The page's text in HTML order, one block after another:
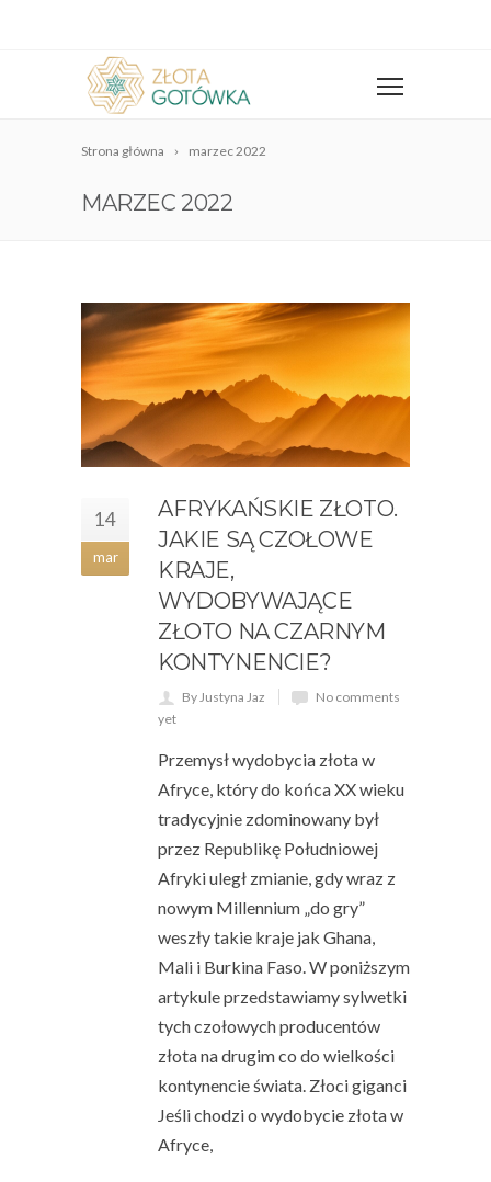
Strona główna marzec 2022
MARZEC 2022
14
mar
AFRYKAŃSKIE ZŁOTO.
JAKIE SĄ CZOŁOWE
KRAJE,
WYDOBYWAJĄCE
ZŁOTO NA CZARNYM
KONTYNENCIE?
By Justyna Jaz
No comments
yet
Przemysł wydobycia złota w
Afryce, który do końca XX wieku
tradycyjnie zdominowany był
przez Republikę Południowej
Afryki uległ zmianie, gdy wraz z
nowym Millennium „do gry”
weszły takie kraje jak Ghana,
Mali i Burkina Faso. W poniższym
artykule przedstawiamy sylwetki
tych czołowych producentów
złota na drugim co do wielkości
kontynencie świata. Złoci giganci
Jeśli chodzi o wydobycie złota w
Afryce,